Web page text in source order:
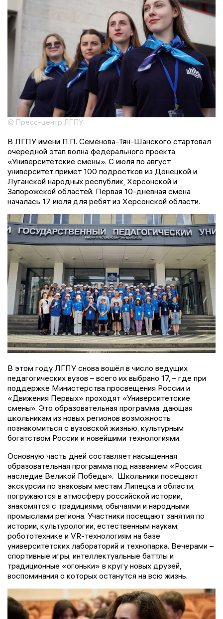
© Пресс-центр ЛГПУ
В ЛГПУ имени П.П. Семёнова-Тян-Шанского стартовал
очередной этап волна федерального проекта
«Университетские смены». С июля по август
университет примет 100 подростков из Донецкой и
Луганской народных республик, Херсонской и
Запорожской областей. Первая 10-дневная смена
началась 17 июля для ребят из Херсонской области.
В этом году ЛГПУ снова вошёл в число ведущих
педагогических вузов – всего их выбрано 17, – где при
поддержке Министерства просвещения России и
«Движения Первых» проходят «Университетские
смены». Это образовательная программа, дающая
школьникам из новых регионов возможность
познакомиться с вузовской жизнью, культурным
богатством России и новейшими технологиями.
Основную часть дней составляет насыщенная
образовательная программа под названием «Россия:
наследие Великой Победы». Школьники посещают
экскурсии по знаковым местам Липецка и области,
погружаются в атмосферу российской истории,
знакомятся с традициями, обычаями и народными
промыслами региона. Участники посещают занятия по
истории, культурологии, естественным наукам,
робототехнике и VR-технологиям на базе
университетских лабораторий и технопарка. Вечерами –
спортивные игры, интеллектуальные баттлы и
традиционные «огоньки» в кругу новых друзей,
воспоминания о которых останутся на всю жизнь.